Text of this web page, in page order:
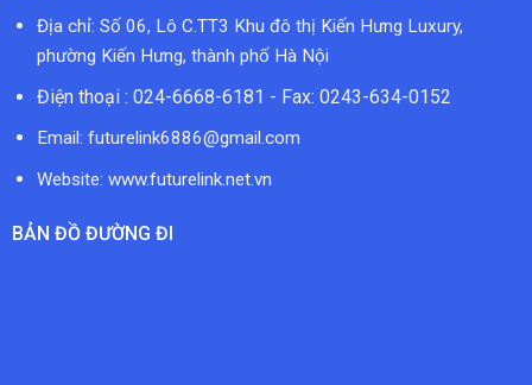
Địa chỉ: Số 06, Lô C.TT3 Khu đô thị Kiến Hưng Luxury,
phường Kiến Hưng, thành phố Hà Nội
Điện thoại : 024-6668-6181 - Fax: 0243-634-0152
Email: futurelink6886@gmail.com
Website: www.futurelink.net.vn
BẢN ĐỒ ĐƯỜNG ĐI